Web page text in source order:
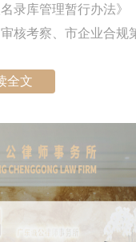
录库管理暂行办法》
核考察、市企业合规
员会决定了深圳市企
全文